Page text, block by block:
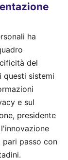
ha
del
questi sistemi
e sul
presidente
passo con